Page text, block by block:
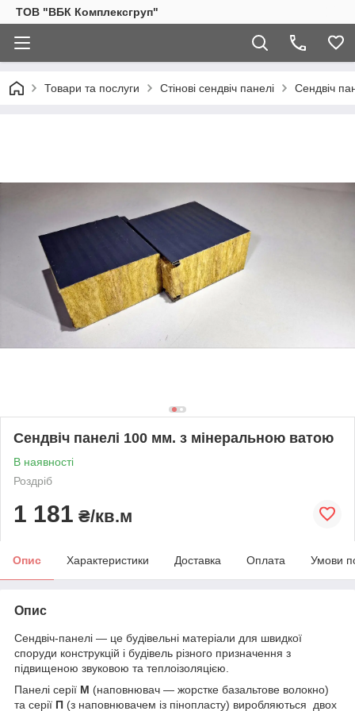
ТОВ "ВБК Комплексгруп"
Товари та послуги Стінові сендвіч панелі Сендвіч
Сендвіч панелі 100 мм. з мінеральною ватою
В наявності
Роздріб
1 181 ₴/кв.м
Опис Характеристики Доставка Оплата Умови
Опис
Сендвіч-панелі — це будівельні матеріали для швидкої
споруди конструкцій і будівель різного призначення з
підвищеною звуковою та теплоізоляцією.
Панелі серії М (наповнювач — жорстке базальтове волокно)
та серії П (з наповнювачем із пінопласту) виробляються двох